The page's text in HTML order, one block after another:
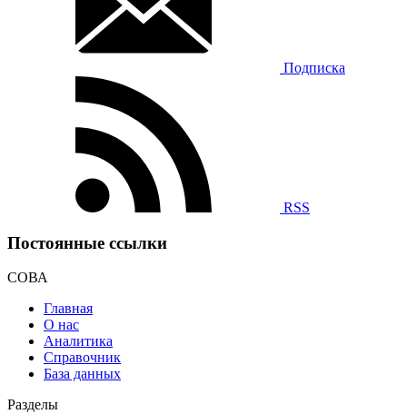
Подписка
RSS
Постоянные ссылки
СОВА
Главная
О нас
Аналитика
Справочник
База данных
Разделы